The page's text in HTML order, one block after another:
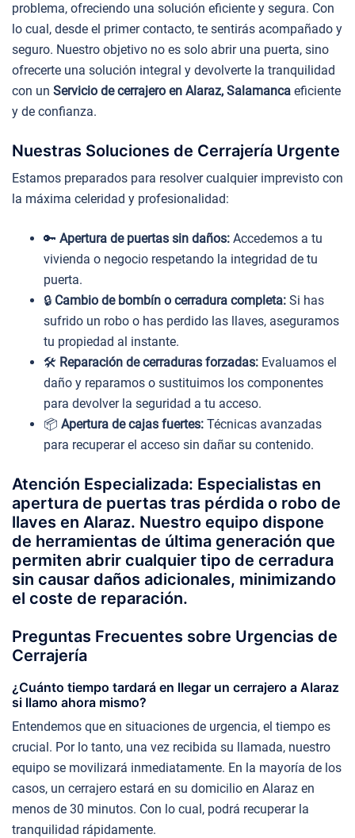
problema, ofreciendo una solución eficiente y segura. Con
lo cual, desde el primer contacto, te sentirás acompañado y
seguro. Nuestro objetivo no es solo abrir una puerta, sino
ofrecerte una solución integral y devolverte la tranquilidad
con un Servicio de cerrajero en Alaraz, Salamanca eficiente
y de confianza.
Nuestras Soluciones de Cerrajería Urgente
Estamos preparados para resolver cualquier imprevisto con
la máxima celeridad y profesionalidad:
🔑 Apertura de puertas sin daños: Accedemos a tu
vivienda o negocio respetando la integridad de tu
puerta.
🔒 Cambio de bombín o cerradura completa: Si has
sufrido un robo o has perdido las llaves, aseguramos
tu propiedad al instante.
🛠️ Reparación de cerraduras forzadas: Evaluamos el
daño y reparamos o sustituimos los componentes
para devolver la seguridad a tu acceso.
📦 Apertura de cajas fuertes: Técnicas avanzadas
para recuperar el acceso sin dañar su contenido.
Atención Especializada: Especialistas en
apertura de puertas tras pérdida o robo de
llaves en Alaraz. Nuestro equipo dispone
de herramientas de última generación que
permiten abrir cualquier tipo de cerradura
sin causar daños adicionales, minimizando
el coste de reparación.
Preguntas Frecuentes sobre Urgencias de
Cerrajería
¿Cuánto tiempo tardará en llegar un cerrajero a Alaraz
si llamo ahora mismo?
Entendemos que en situaciones de urgencia, el tiempo es
crucial. Por lo tanto, una vez recibida su llamada, nuestro
equipo se movilizará inmediatamente. En la mayoría de los
casos, un cerrajero estará en su domicilio en Alaraz en
menos de 30 minutos. Con lo cual, podrá recuperar la
tranquilidad rápidamente.